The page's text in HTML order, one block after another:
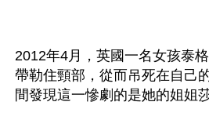
2012年4月，英國一名女孩泰
帶勒住頸部，從而吊死在自己
間發現這一慘劇的是她的姐姐